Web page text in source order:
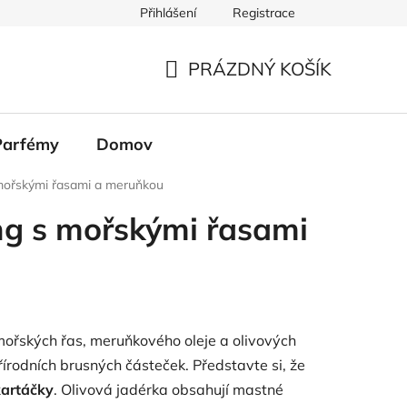
Přihlášení Registrace
PRÁZDNÝ KOŠÍK
Domov
řasami a meruňkou
s mořskými řasami
řas, meruňkového oleje a olivových
brusných částeček. Představte si, že
. Olivová jadérka obsahují mastné